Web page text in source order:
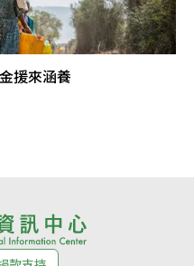
援來涵養